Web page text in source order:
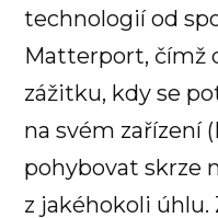
technologií od
Matterport, čímž
zážitku, kdy se
na svém zařízení
pohybovat skrze
z jakéhokoli